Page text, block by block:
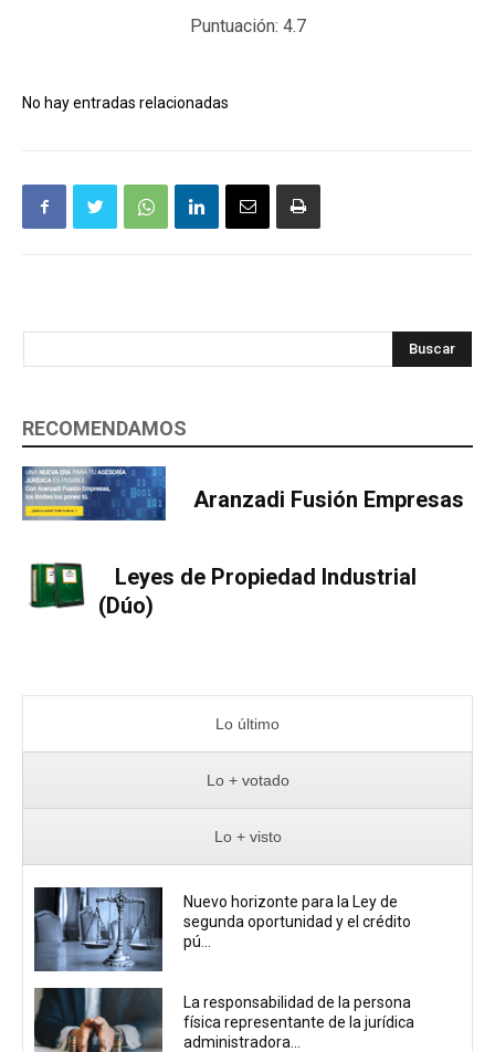
Puntuación: 4.7
No hay entradas relacionadas
Buscar
RECOMENDAMOS
Aranzadi Fusión Empresas
Leyes de Propiedad Industrial
(Dúo)
Lo último
Lo + votado
Lo + visto
Nuevo horizonte para la Ley de
segunda oportunidad y el crédito
pú...
La responsabilidad de la persona
física representante de la jurídica
administradora...